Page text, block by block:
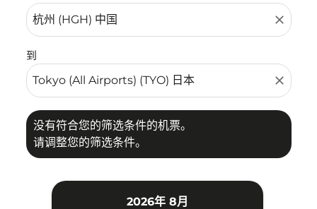
close
到
close
没有符合您的筛选条件的机票。
请调整您的筛选条件。
2026年 8月